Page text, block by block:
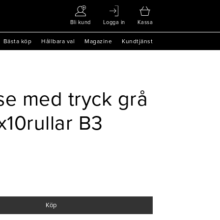
Bli kund Logga in Kassa
Bästa köp Hållbara val Magazine Kundtjänst
med tryck grå
B3
Köp